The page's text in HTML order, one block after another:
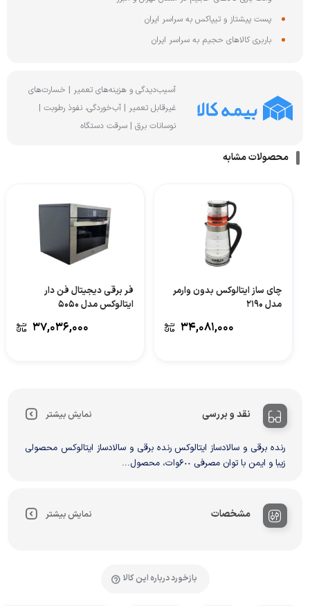
پست پیشتاز و تیپاکس به سراسر ایران
باربری کالاهای حجیم به سراسر ایران
آسیب‌دیدگی و هزینه‌های تعمیر | خسارت‌های
غیرقابل تعمیر | آب‌خوردگی، نفوذ رطوبت |
نوسانات برق | سرقت دستگاه
محصولات مشابه
چای ساز ایتالوکس بدون وارمر
مدل 2190
۳۴,۰۸۱,۰۰۰
فر برقی دیجیتال فن دار
ایتالوکس مدل 5050
۳۷,۰۳۶,۰۰۰
نقد و بررسی نمایش بیشتر
رنده برقی و سالادساز ایتالوکس رنده برقی و سالادساز ایتالوکس محصولی
زیبا و ایمن با توان مصرفی ۶٠٠وات، محصول...
مشخصات نمایش بیشتر
بازخورد درباره این کالا